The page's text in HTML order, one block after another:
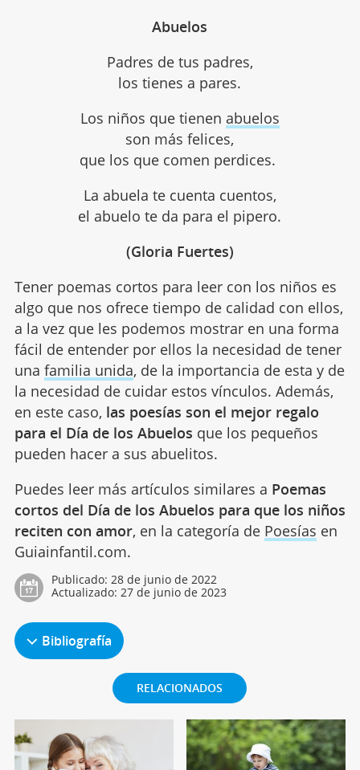
Abuelos
Padres de tus padres,
los tienes a pares.
Los niños que tienen abuelos
son más felices,
que los que comen perdices.
La abuela te cuenta cuentos,
el abuelo te da para el pipero.
(Gloria Fuertes)
Tener poemas cortos para leer con los niños es
algo que nos ofrece tiempo de calidad con ellos,
a la vez que les podemos mostrar en una forma
fácil de entender por ellos la necesidad de tener
una familia unida, de la importancia de esta y de
la necesidad de cuidar estos vínculos. Además,
en este caso, las poesías son el mejor regalo
para el Día de los Abuelos que los pequeños
pueden hacer a sus abuelitos.
Puedes leer más artículos similares a Poemas
cortos del Día de los Abuelos para que los niños
reciten con amor, en la categoría de Poesías en
Guiainfantil.com.
Publicado: 28 de junio de 2022
Actualizado: 27 de junio de 2023
Bibliografía
RELACIONADOS